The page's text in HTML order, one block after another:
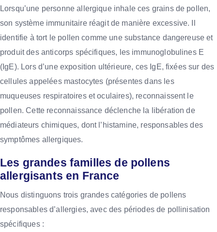
Lorsqu’une personne allergique inhale ces grains de pollen,
son système immunitaire réagit de manière excessive. Il
identifie à tort le pollen comme une substance dangereuse et
produit des anticorps spécifiques, les immunoglobulines E
(IgE). Lors d’une exposition ultérieure, ces IgE, fixées sur des
cellules appelées mastocytes (présentes dans les
muqueuses respiratoires et oculaires), reconnaissent le
pollen. Cette reconnaissance déclenche la libération de
médiateurs chimiques, dont l’histamine, responsables des
symptômes allergiques.
Les grandes familles de pollens
allergisants en France
Nous distinguons trois grandes catégories de pollens
responsables d’allergies, avec des périodes de pollinisation
spécifiques :